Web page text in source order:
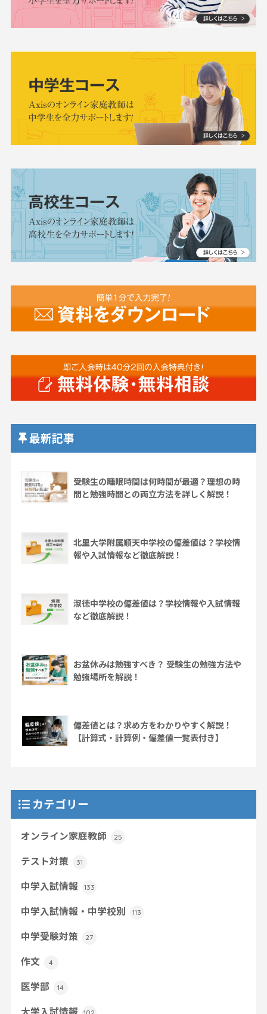
最新記事
受験生の睡眠時間は何時間が最適？理想の時
間と勉強時間との両立方法を詳しく解説！
北里大学附属順天中学校の偏差値は？学校情
報や入試情報など徹底解説！
淑徳中学校の偏差値は？学校情報や入試情報
など徹底解説！
お盆休みは勉強すべき？ 受験生の勉強方法や
勉強場所を解説！
偏差値とは？求め方をわかりやすく解説！
【計算式・計算例・偏差値一覧表付き】
カテゴリー
オンライン家庭教師 25
テスト対策 31
中学入試情報 133
中学入試情報・中学校別 113
中学受験対策 27
作文 4
医学部 14